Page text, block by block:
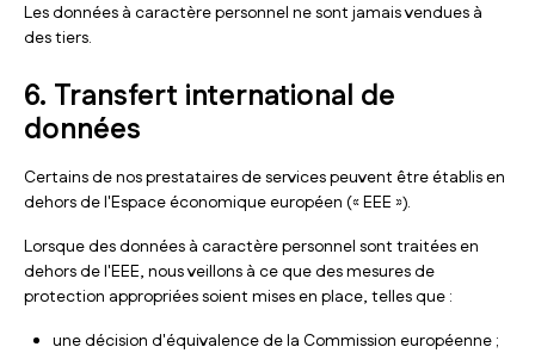
Les données à caractère personnel ne sont jamais vendues à
des tiers.
6. Transfert international de
données
Certains de nos prestataires de services peuvent être établis en
dehors de l'Espace économique européen (« EEE »).
Lorsque des données à caractère personnel sont traitées en
dehors de l'EEE, nous veillons à ce que des mesures de
protection appropriées soient mises en place, telles que :
une décision d'équivalence de la Commission européenne ;